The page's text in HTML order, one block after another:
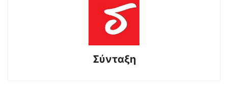
Σύνταξη